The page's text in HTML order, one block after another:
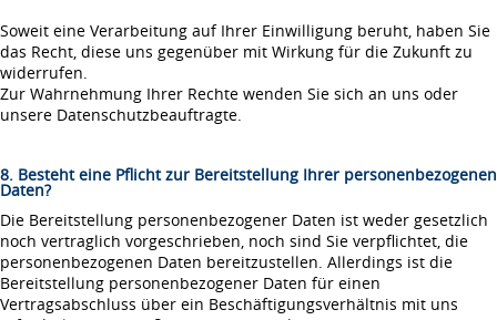
Soweit eine Verarbeitung auf Ihrer Einwilligung beruht, haben Sie
das Recht, diese uns gegenüber mit Wirkung für die Zukunft zu
widerrufen.
Zur Wahrnehmung Ihrer Rechte wenden Sie sich an uns oder
unsere Datenschutzbeauftragte.
8. Besteht eine Pflicht zur Bereitstellung Ihrer personenbezogenen
Daten?
Die Bereitstellung personenbezogener Daten ist weder gesetzlich
noch vertraglich vorgeschrieben, noch sind Sie verpflichtet, die
personenbezogenen Daten bereitzustellen. Allerdings ist die
Bereitstellung personenbezogener Daten für einen
Vertragsabschluss über ein Beschäftigungsverhältnis mit uns